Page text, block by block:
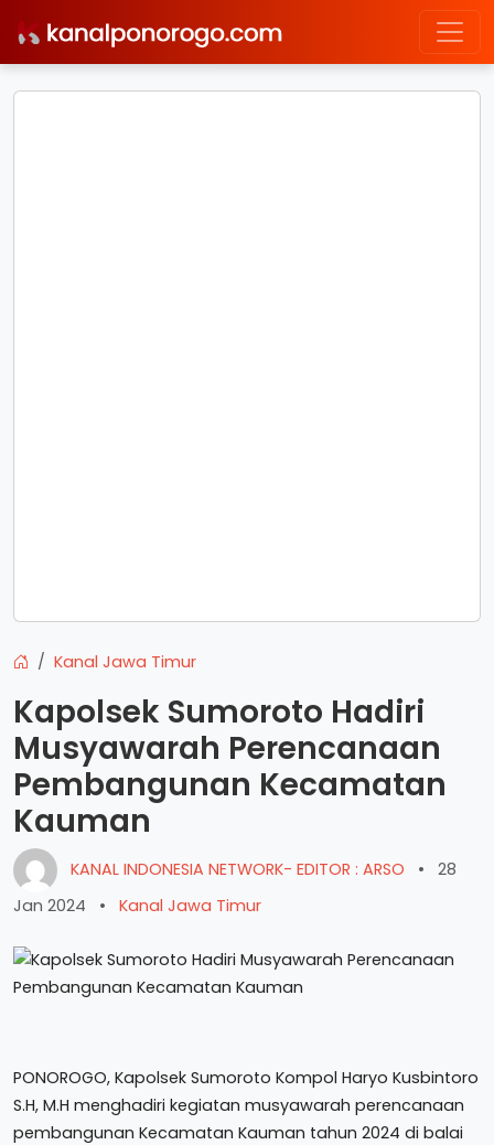
Kanal Jawa Timur
Kapolsek Sumoroto Hadiri
Musyawarah Perencanaan
Pembangunan Kecamatan
Kauman
KANAL INDONESIA NETWORK- EDITOR : ARSO •
28
Jan 2024
• Kanal Jawa Timur
PONOROGO, Kapolsek Sumoroto Kompol Haryo Kusbintoro
S.H, M.H menghadiri kegiatan musyawarah perencanaan
pembangunan Kecamatan Kauman tahun 2024 di balai